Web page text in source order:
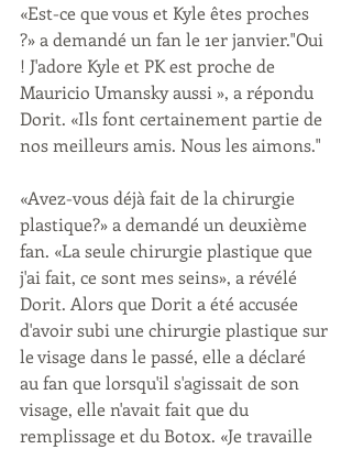
«Est-ce que vous et Kyle êtes proches
?» a demandé un fan le 1er janvier."Oui
! J'adore Kyle et PK est proche de
Mauricio Umansky aussi », a répondu
Dorit. «Ils font certainement partie de
nos meilleurs amis. Nous les aimons."
«Avez-vous déjà fait de la chirurgie
plastique?» a demandé un deuxième
fan. «La seule chirurgie plastique que
j'ai fait, ce sont mes seins», a révélé
Dorit. Alors que Dorit a été accusée
d'avoir subi une chirurgie plastique sur
le visage dans le passé, elle a déclaré
au fan que lorsqu'il s'agissait de son
visage, elle n'avait fait que du
remplissage et du Botox. «Je travaille